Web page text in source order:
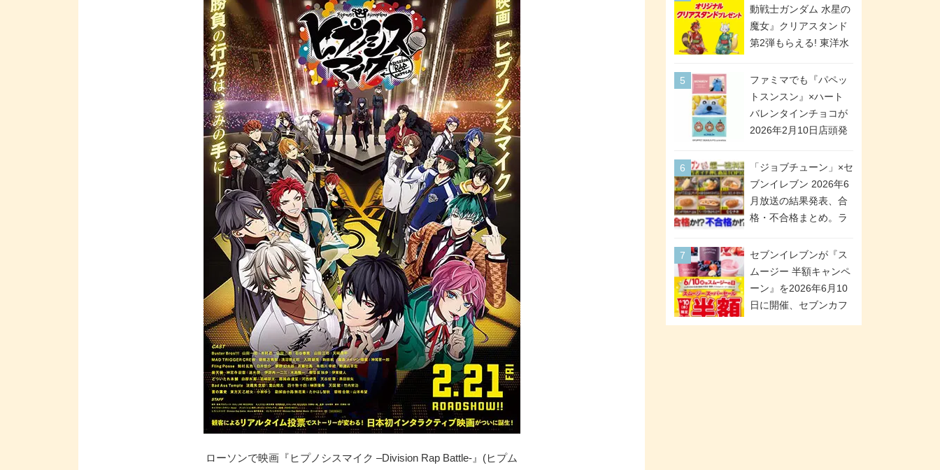
ローソンで映画『ヒプノシスマイク –Division Rap Battle-』(ヒプム
ァミマ、ローソンの3社
で異なるデザイン＆対
象商品
動戦士ガンダム 水星の
魔女』クリアスタンド
第2弾もらえる! 東洋水
ペーンが2026年5月26
日スタート。浴衣＆た
ぬき・キツネ姿のスレ
ッタ / ミオリネ / グエ
号・5号) / シャディク
が全6種のクリアスタン
ドになって登場!
ファミマでも『パペッ
トスンスン』×ハート
バレンタインチョコが
2026年2月10日店頭発
チョコ」「チョコ缶」
「ツインギフト」が登
場
「ジョブチューン」×セ
ブンイレブン 2026年6
月放送の結果発表、合
格・不合格まとめ。ラ
合格「金のハンバー
グ」。満場一致合格数
は6商品、合格数は2商
品。TVerでの見逃し配
セブンイレブンが『ス
ムージー 半額キャンペ
ーン』を2026年6月10
日に開催、セブンカフ